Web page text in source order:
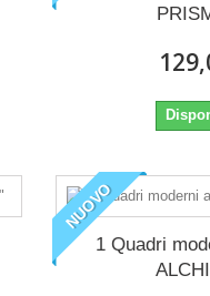
NUOVO
1 Quadri